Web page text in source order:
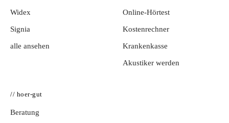
Widex
Signia
alle ansehen
Online-Hörtest
Kostenrechner
Krankenkasse
Akustiker werden
// hoer-gut
Beratung